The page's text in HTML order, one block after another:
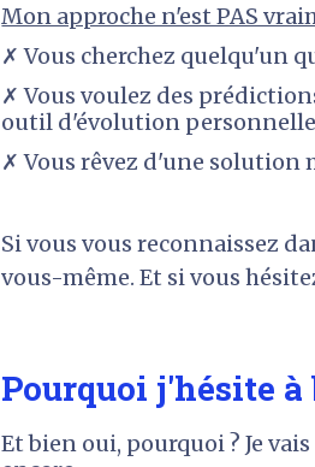
Mon approche n'est PAS
✗ Vous cherchez quelqu'un
✗ Vous voulez des
outil d'évolution personnelle
✗ Vous rêvez d'une solution
Si vous vous reconnaissez
vous-même. Et si vous
Pourquoi j'hésite à
Et bien oui, pourquoi ? Je